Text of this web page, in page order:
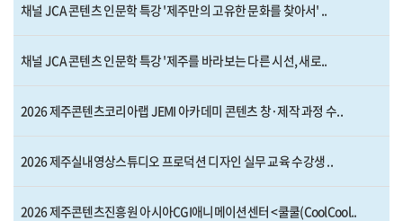
채널 JCA 콘텐츠 인문학 특강 '제주만의 고유한 문화를 찾아서' ..
채널 JCA 콘텐츠 인문학 특강 '제주를 바라보는 다른 시선, 새로..
2026 제주콘텐츠코리아랩 JEMI 아카데미 콘텐츠 창·제작 과정 수..
2026 제주실내영상스튜디오 프로덕션 디자인 실무 교육 수강생 ..
2026 제주콘텐츠진흥원 아시아CGI애니메이션센터 <쿨쿨(CoolCool..